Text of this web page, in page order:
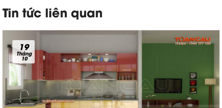
Tin tức liên quan
19
Tháng
10